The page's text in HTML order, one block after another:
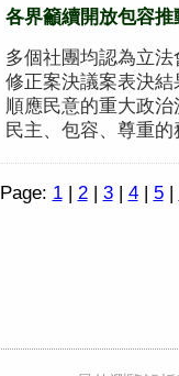
各界籲續開放包容推
多個社團均認為立
修正案決議案表決
順應民意的重大政
民主、包容、尊重
Page: 1| 2| 3| 4| 5|